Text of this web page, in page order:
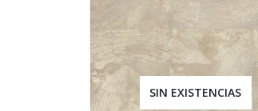
SIN EXISTENCIAS